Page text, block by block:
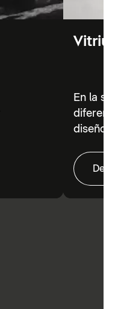
En la
diseño